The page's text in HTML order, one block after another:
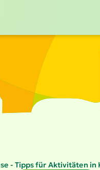
- Tipps für Aktivitäten in